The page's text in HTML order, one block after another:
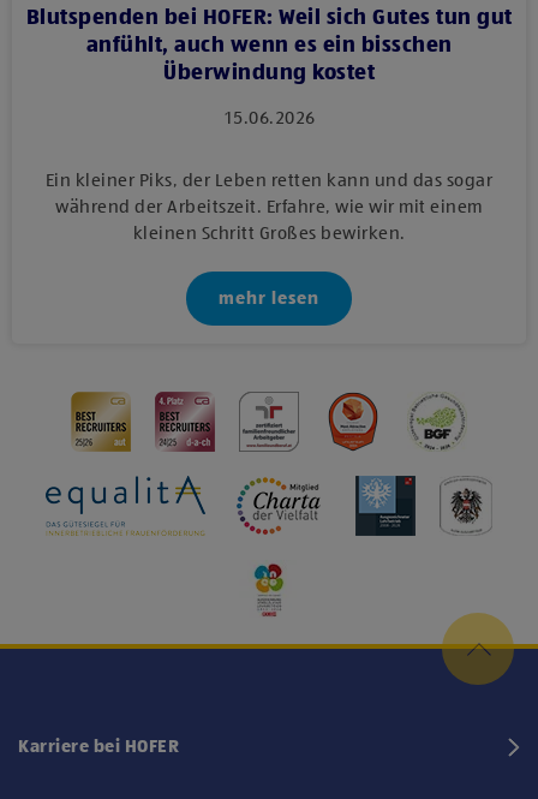
Blutspenden bei HOFER: Weil sich Gutes tun gut
anfühlt, auch wenn es ein bisschen
Überwindung kostet
15.06.2026
Ein kleiner Piks, der Leben retten kann und das sogar
während der Arbeitszeit. Erfahre, wie wir mit einem
kleinen Schritt Großes bewirken.
mehr lesen
Karriere bei HOFER